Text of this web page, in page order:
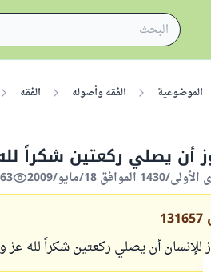
الموضوعية الفقه وأصوله الفقه
أن يصلي ركعتين شكراً
131657
أن يصلي ركعتين شكراً لله